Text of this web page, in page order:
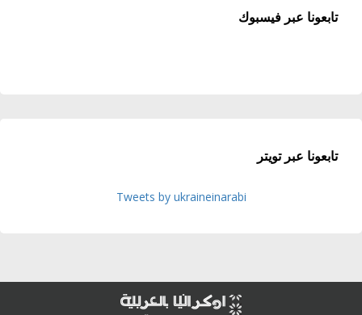
تابعونا عبر فيسبوك
تابعونا عبر تويتر
Tweets by ukraineinarabi